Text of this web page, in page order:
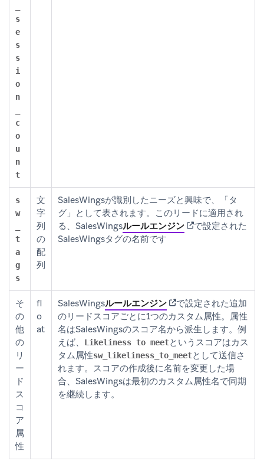
s
e
s
s
i
o
n
c
o
u
n
t
s
w
t
a
g
s
文
字
列
の
配
列
SalesWingsが識別したニーズと興味で、「タ
グ」として表されます。このリードに適用され
る、SalesWingsルールエンジン(opens in new tab)
で設定された
SalesWingsタグの名前です
そ
の
他
の
リ
ー
ド
ス
コ
ア
属
性
fl
o
at
SalesWingsルールエンジン(opens in new tab)
で設定された追加
のリードスコアごとに1つのカスタム属性。属性
名はSalesWingsのスコア名から派生します。例
えば、
Likeliness to meetというスコアはカス
タム属性sw_likeliness_to_meetとして送信さ
れます。スコアの作成後に名前を変更した場
合、SalesWingsは最初のカスタム属性名で同期
を継続します。